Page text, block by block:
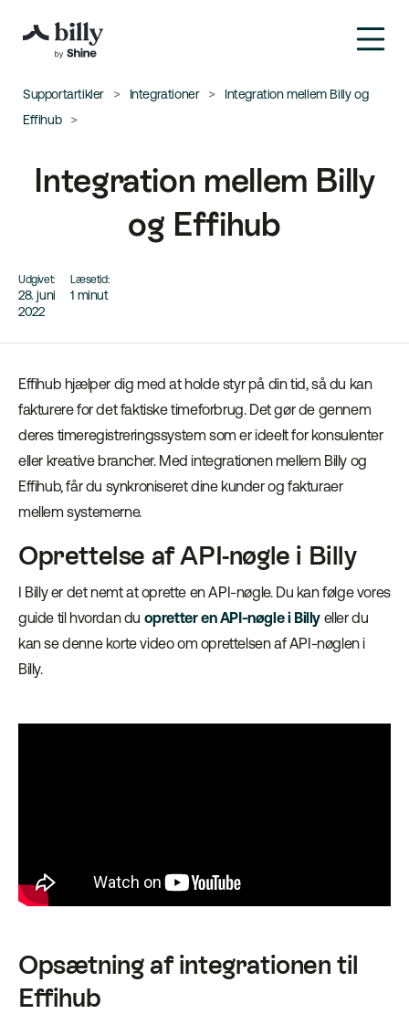
Supportartikler Integrationer
Integration mellem Billy og
Effihub
Integration mellem Billy
og Effihub
Udgivet:
28. juni
2022
Læsetid:
1 minut
Effihub hjælper dig med at holde styr på din tid, så du kan
fakturere for det faktiske timeforbrug. Det gør de gennem
deres timeregistreringssystem som er ideelt for konsulenter
eller kreative brancher. Med integrationen mellem Billy og
Effihub, får du synkroniseret dine kunder og fakturaer
mellem systemerne.
Oprettelse af API-nøgle i Billy
I Billy er det nemt at oprette en API-nøgle. Du kan følge vores
guide til hvordan du opretter en API-nøgle i Billy eller du
kan se denne korte video om oprettelsen af API-nøglen i
Billy.
Opsætning af integrationen til
Effihub